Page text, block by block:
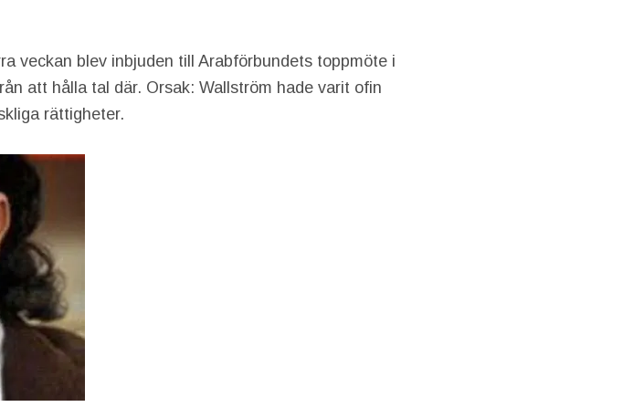
veckan blev inbjuden till Arabförbundets toppmöte i
att hålla tal där. Orsak: Wallström hade varit ofin
rättigheter.